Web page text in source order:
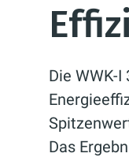
Die WWK-
Das